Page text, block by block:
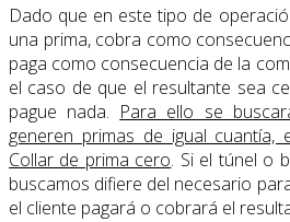
Dado que en este tipo de
una prima, cobra como
paga como consecuencia de la
el caso de que el resultante sea
pague nada. Para ello se
generen primas de igual cuantía,
Collar de prima cero. Si el túnel o
buscamos difiere del necesario
el cliente pagará o cobrará el